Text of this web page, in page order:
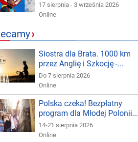
17 sierpnia - 3 września 2026
Online
›
Siostra dla Brata. 1000 km
przez Anglię i Szkocję -...
Do 7 sierpnia 2026
Online
Polska czeka! Bezpłatny
program dla Młodej Polonii...
14-21 sierpnia 2026
Online